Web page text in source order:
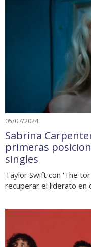
05/07/2024
Sabrina
primeras
singles
Taylor Swift con 'The
recuperar el liderato en